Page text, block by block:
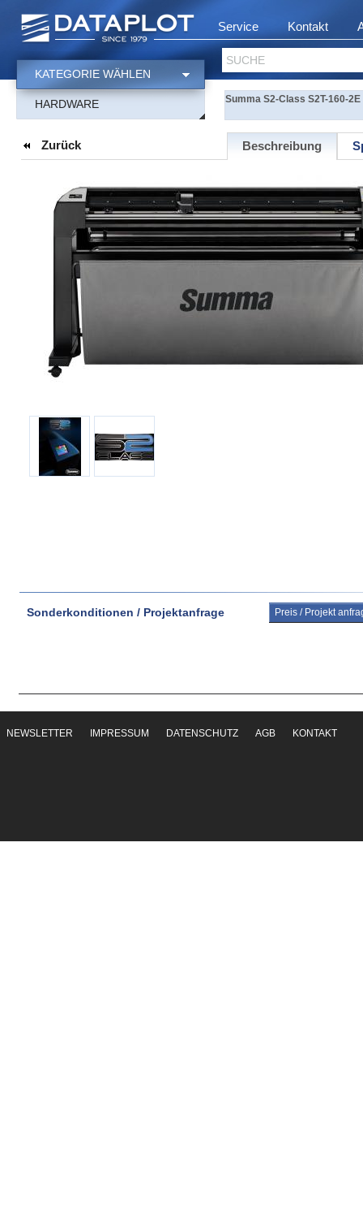
Service Kontakt
SUCHE
KATEGORIE WÄHLEN
HARDWARE Summa S2-Class S2T-160-
Zurück Beschreibung
Sonderkonditionen / Projektanfrage Preis / Projekt
NEWSLETTER IMPRESSUM DATENSCHUTZ AGB KONTAKT